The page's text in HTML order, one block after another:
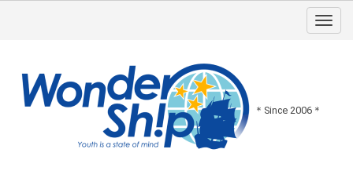
＊Since 2006＊